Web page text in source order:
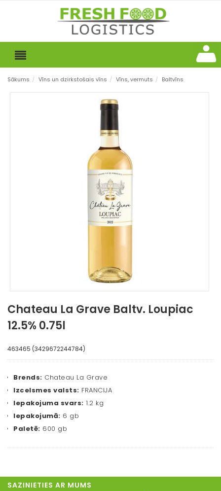
Sākums / Vīns un dzirkstošais vīns / Vīns, vermuts / Baltvīns
Chateau La Grave Baltv. Loupiac
12.5% 0.75l
463465 (3429672244784)
Brends: Chateau La Grave
Izcelsmes valsts: FRANCIJA
Iepakojuma svars: 1.2 kg
Iepakojumā: 6 gb
Paletē: 600 gb
SAZINIETIES AR MUMS